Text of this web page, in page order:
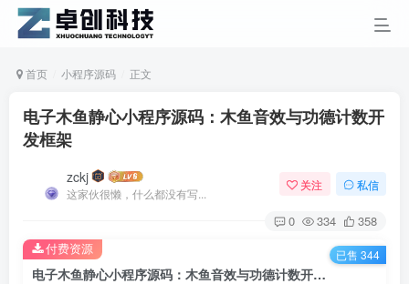
首页 小程序源码 正文
电子木鱼静心小程序源码：木鱼音效与功德计数开
发框架
zckj
这家伙很懒，什么都没有写...
关注 私信
0 334 358
电子木鱼静心小程序源码：木鱼音效与功德计数开发框架
付费资源 已售 344